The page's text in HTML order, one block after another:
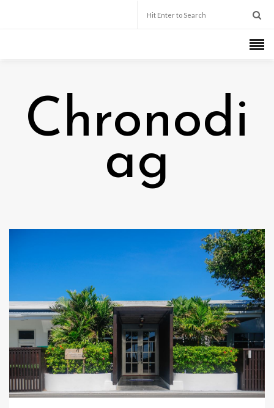
Chronodi
ag